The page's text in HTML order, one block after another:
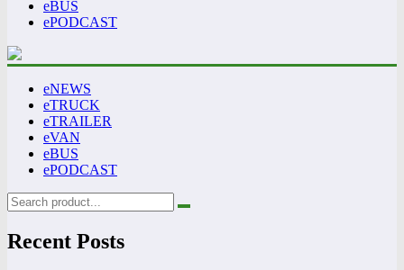
eBUS
ePODCAST
eNEWS
eTRUCK
eTRAILER
eVAN
eBUS
ePODCAST
Recent Posts